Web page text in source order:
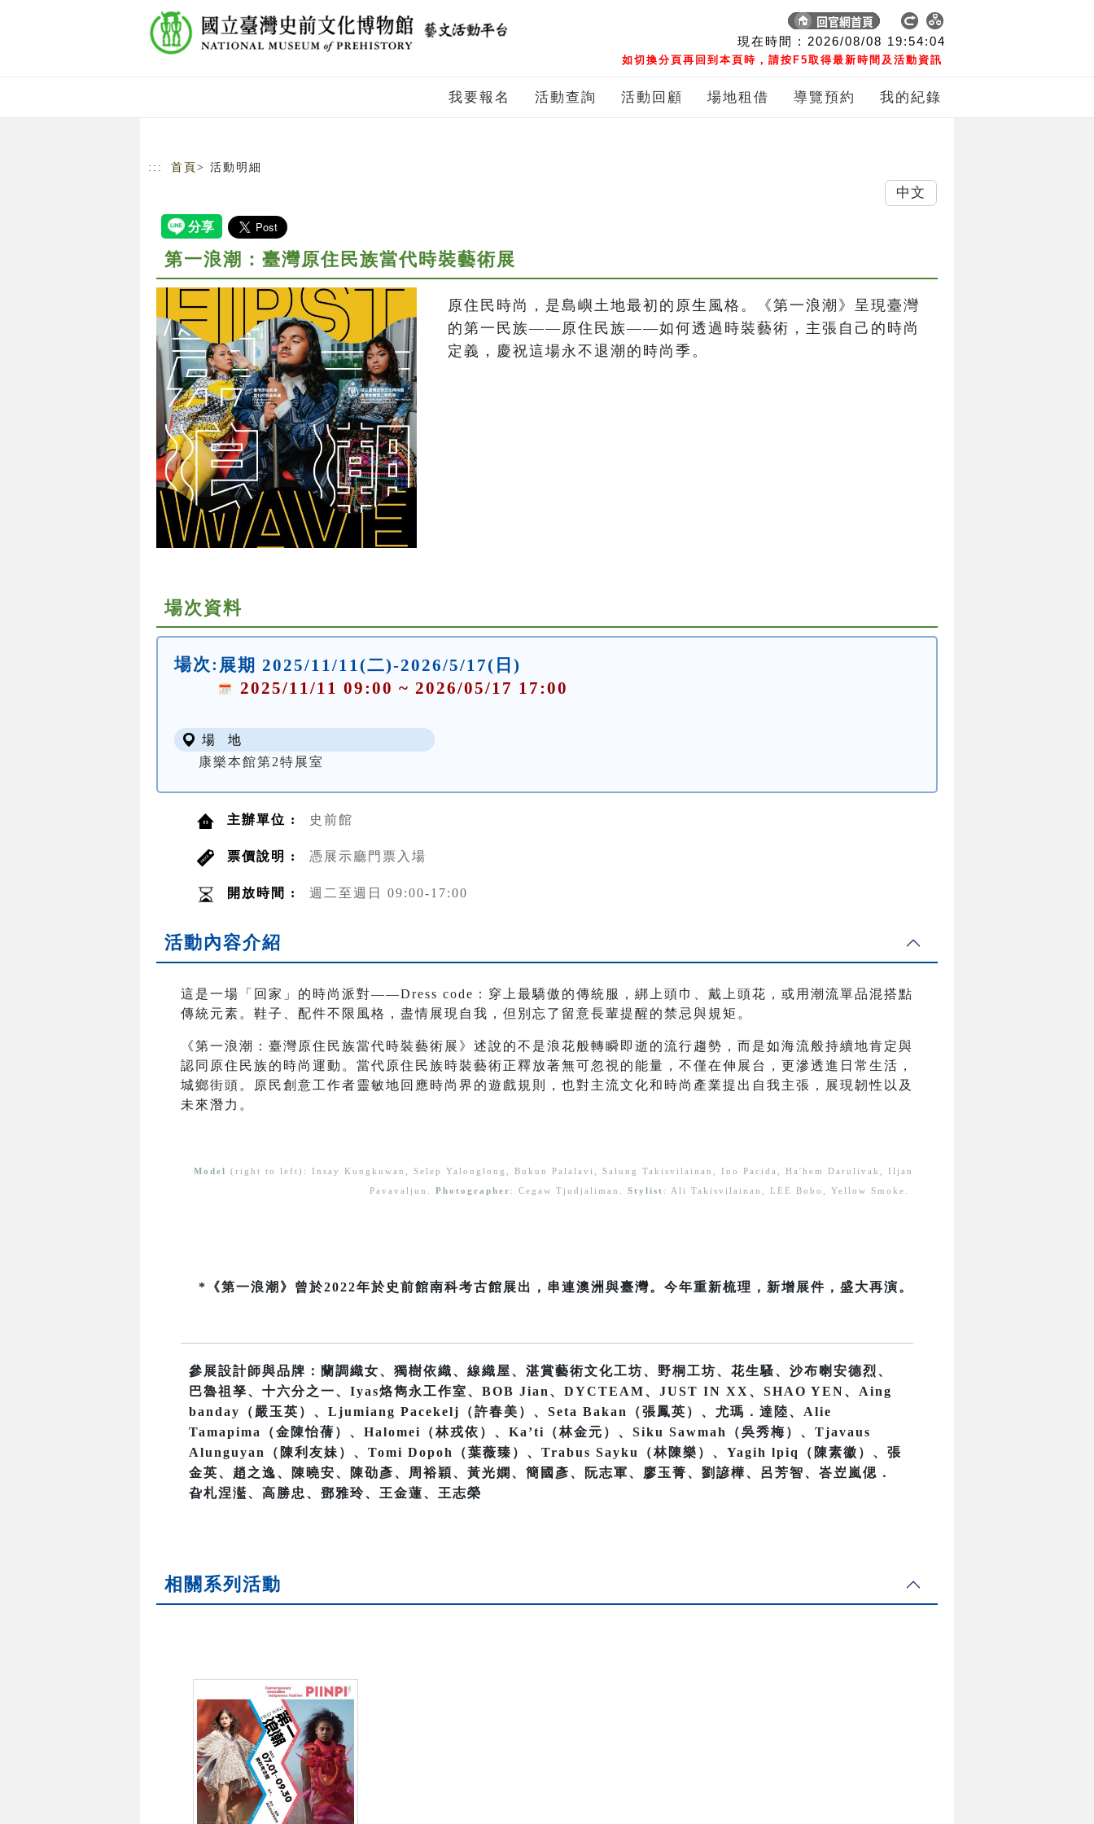
現在時間 : 2026/08/08 19:54:04
如切換分頁再回到本頁時，請按F5取得最新時間及活動資訊
我要報名 活動查詢 活動回顧 場地租借 導覽預約 我的紀錄
::: 首頁 > 活動明細
第一浪潮：臺灣原住民族當代時裝藝術展
原住民時尚，是島嶼土地最初的原生風格。《第一浪潮》呈現臺灣
的第一民族——原住民族——如何透過時裝藝術，主張自己的時尚
定義，慶祝這場永不退潮的時尚季。
場次資料
場次: 展期 2025/11/11(二)-2026/5/17(日)
2025/11/11 09:00 ~ 2026/05/17 17:00
場 地
康樂本館第2特展室
主辦單位 : 史前館
票價說明 : 憑展示廳門票入場
開放時間 : 週二至週日 09:00-17:00
活動內容介紹
這是一場「回家」的時尚派對——Dress code：穿上最驕傲的傳統服，綁上頭巾、戴上頭花，或用潮流單品混搭點
傳統元素。鞋子、配件不限風格，盡情展現自我，但別忘了留意長輩提醒的禁忌與規矩。
《第一浪潮：臺灣原住民族當代時裝藝術展》述說的不是浪花般轉瞬即逝的流行趨勢，而是如海流般持續地肯定與
認同原住民族的時尚運動。當代原住民族時裝藝術正釋放著無可忽視的能量，不僅在伸展台，更滲透進日常生活，
城鄉街頭。原民創意工作者靈敏地回應時尚界的遊戲規則，也對主流文化和時尚產業提出自我主張，展現韌性以及
未來潛力。
Model (right to left): Insay Kungkuwan, Selep Yalonglong, Bukun Palalavi, Salung Takisvilainan, Ino Pacida, Ha'hem Darulivak, Iljan
Pavavaljun. Photographer : Cegaw Tjudjaliman. Stylist : Ali Takisvilainan, LEE Bobo, Yellow Smoke.
*《第一浪潮》曾於2022年於史前館南科考古館展出，串連澳洲與臺灣。今年重新梳理，新增展件，盛大再演。
參展設計師與品牌：蘭調織女、獨樹依織、線織屋、湛賞藝術文化工坊、野桐工坊、花生騷、沙布喇安德烈、
巴魯祖孥、十六分之一、Iyas烙雋永工作室、BOB Jian、DYCTEAM、JUST IN XX、SHAO YEN、Aing
banday（嚴玉英）、Ljumiang Pacekelj（許春美）、Seta Bakan（張鳳英）、尤瑪．達陸、Alie
Tamapima（金陳怡蒨）、Halomei（林戎依）、Ka’ti（林金元）、Siku Sawmah（吳秀梅）、Tjavaus
Alunguyan（陳利友妹）、Tomi Dopoh（葉薇臻）、Trabus Sayku（林陳樂）、Yagih lpiq（陳素徽）、張
金英、趙之逸、陳曉安、陳劭彥、周裕穎、黃光嫻、簡國彥、阮志軍、廖玉菁、劉諺樺、呂芳智、峇岦嵐偲．
旮札涅灆、高勝忠、鄧雅玲、王金蓮、王志榮
相關系列活動